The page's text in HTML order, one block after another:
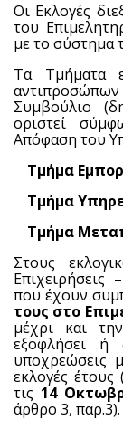
Οι Εκλογές
του
με το σύστημα
Τα Τμήματα
Συμβούλιο
οριστεί
Απόφαση του
Τμήμα
Τμήμα
Τμήμα
Στους
που έχουν
τους στο
μέχρι και
εξοφλήσει ή
υποχρεώσεις
εκλογές
τις 14
άρθρο 3, παρ.3).